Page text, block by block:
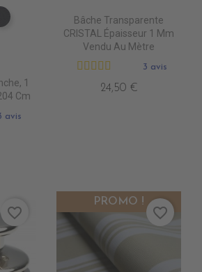
BEIGE BLUE
BEIGE CLAIR
PR1890 ANTHRACITE
1
Cm
avis
Bâche Transparente
CRISTAL Épaisseur 1 Mm
Vendu Au Mètre
3 avis
24,50 €
favorite_border
PROMO !
favorite_border